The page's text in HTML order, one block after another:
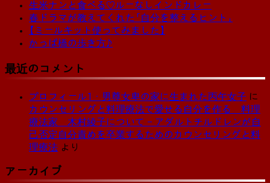
生米ナンと食べる♡ルーなしインドカレー
春ドラマが教えてくれた「自分を整えるヒント」
【ミールキット使ってみました】
かっぱ橋の歩き方♪
最近のコメント
プロフィール1・男尊女卑の家に生まれた丙午女子 に
カウンセリングと料理療法で愛せる自分を作る 料理
療法家 木村綾子について – アダルトチルドレンが自
己否定自分責めを卒業するためのカウンセリングと料
理療法 より
アーカイブ